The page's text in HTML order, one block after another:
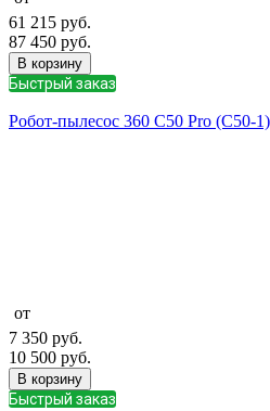
61 215 руб.
87 450 руб.
В корзину
Быстрый заказ
Робот-пылесос 360 C50 Pro (C50-
от
7 350 руб.
10 500 руб.
В корзину
Быстрый заказ